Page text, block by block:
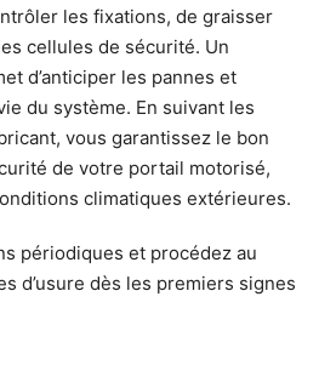
les fixations, de graisser
cellules de sécurité. Un
d’anticiper les pannes et
du système. En suivant les
vous garantissez le bon
de votre portail motorisé,
climatiques extérieures.
périodiques et procédez au
d’usure dès les premiers signes